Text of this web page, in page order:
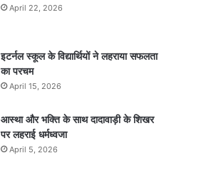
April 22, 2026
इटर्नल स्कूल के विद्यार्थियों ने लहराया सफलता
का परचम
April 15, 2026
आस्था और भक्ति के साथ दादावाड़ी के शिखर
पर लहराई धर्मध्वजा
April 5, 2026